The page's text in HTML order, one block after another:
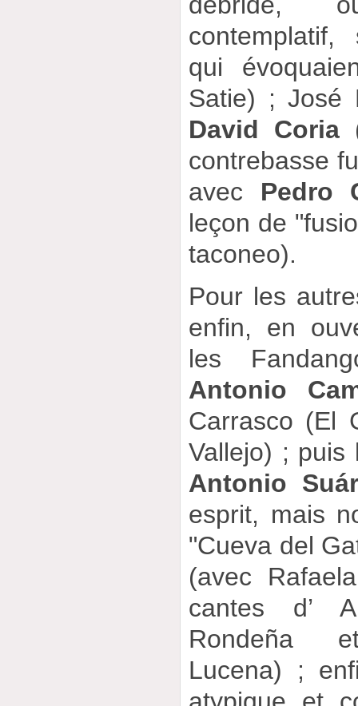
qui
Satie) ; José
David Coria
contrebasse
avec Pedro
leçon de
taconeo).
Pour les
enfin, en
les
Antonio
Carrasco (El
Vallejo) ;
Antonio
esprit, mais
"Cueva del
(avec
cantes d’
Rondeña
Lucena) ;